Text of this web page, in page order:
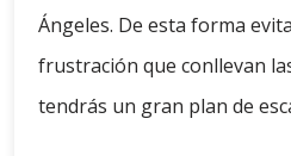
Ángeles. De esta forma
frustración que conllevan
tendrás un gran plan de